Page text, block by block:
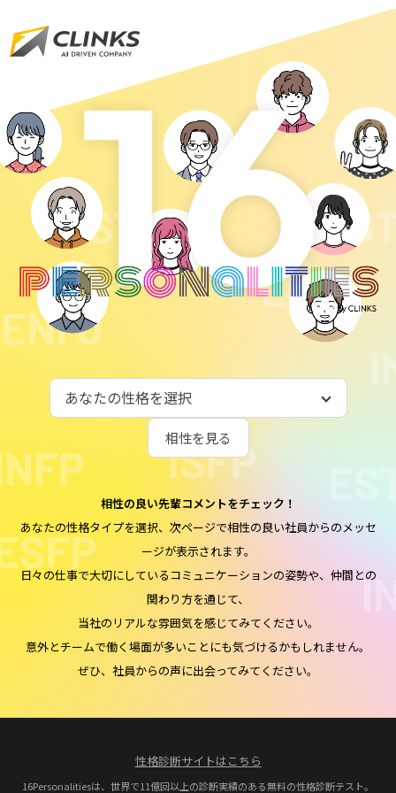
相性を見る
相性の良い先輩コメントをチェック！
あなたの性格タイプを選択、次ページで相性の良い社員からのメッセ
ージが表示されます。
日々の仕事で大切にしているコミュニケーションの姿勢や、仲間との
関わり方を通じて、
当社のリアルな雰囲気を感じてみてください。
意外とチームで働く場面が多いことにも気づけるかもしれません。
ぜひ、社員からの声に出会ってみてください。
性格診断サイトはこちら
16Personalitiesは、世界で11億回以上の診断実績のある無料の性格診断テスト。